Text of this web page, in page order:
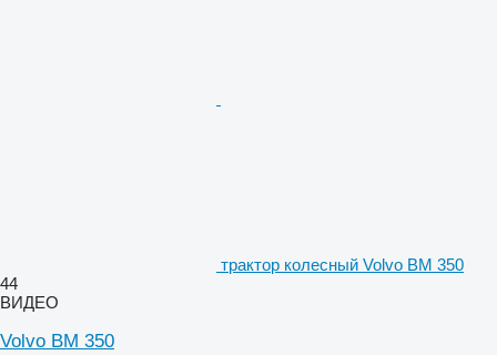
трактор колесный Volvo BM 350
44
ВИДЕО
Volvo BM 350